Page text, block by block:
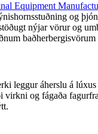
Equipment
og
nýjar vörur og
baðherbergisvörum
leggur áherslu á
virkni og fágaða